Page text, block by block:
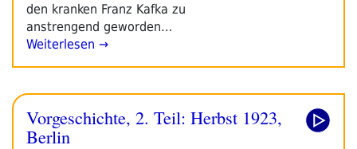
den kranken Franz Kafka zu
anstrengend geworden…
Weiterlesen →
Vorgeschichte, 2. Teil: Herbst 1923,
Berlin